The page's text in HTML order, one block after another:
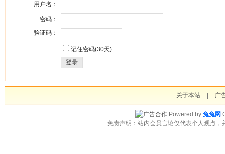
用户名：
密码：
验证码：
记住密码(30天)
登录
关于本站 广
Powered by 兔兔网
免责声明：站内会员言论仅代表个人观点